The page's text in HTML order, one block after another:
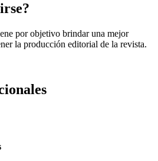
por objetivo brindar una mejor
la producción editorial de la revista.